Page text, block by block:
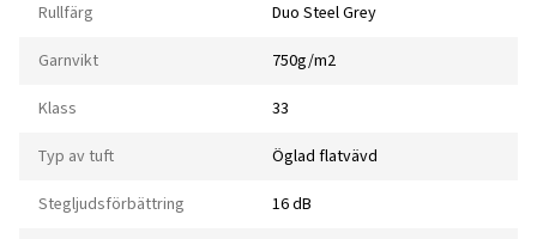
Rullfärg Duo Steel Grey
Garnvikt 750g/m2
Klass 33
Typ av tuft Öglad flatvävd
Stegljudsförbättring 16 dB